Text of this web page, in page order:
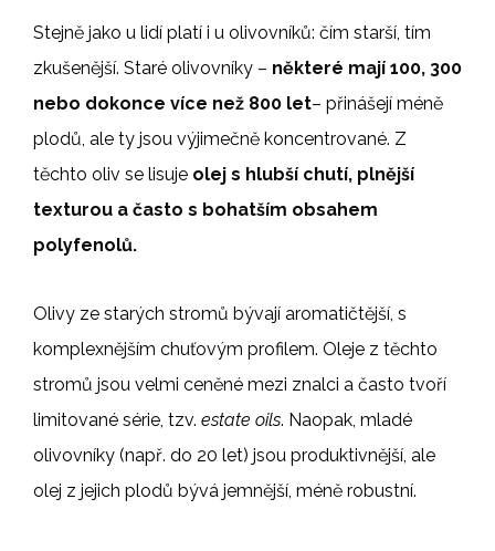
Stejně jako u lidí platí i u olivovníků: čím starší, tím
zkušenější. Staré olivovníky – některé mají 100, 300
nebo dokonce více než 800 let– přinášejí méně
plodů, ale ty jsou výjimečně koncentrované. Z
těchto oliv se lisuje olej s hlubší chutí, plnější
texturou a často s bohatším obsahem
polyfenolů.
Olivy ze starých stromů bývají aromatičtější, s
komplexnějším chuťovým profilem. Oleje z těchto
stromů jsou velmi ceněné mezi znalci a často tvoří
limitované série, tzv. estate oils. Naopak, mladé
olivovníky (např. do 20 let) jsou produktivnější, ale
olej z jejich plodů bývá jemnější, méně robustní.